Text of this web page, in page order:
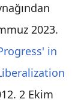
2023.
in
2 Ekim